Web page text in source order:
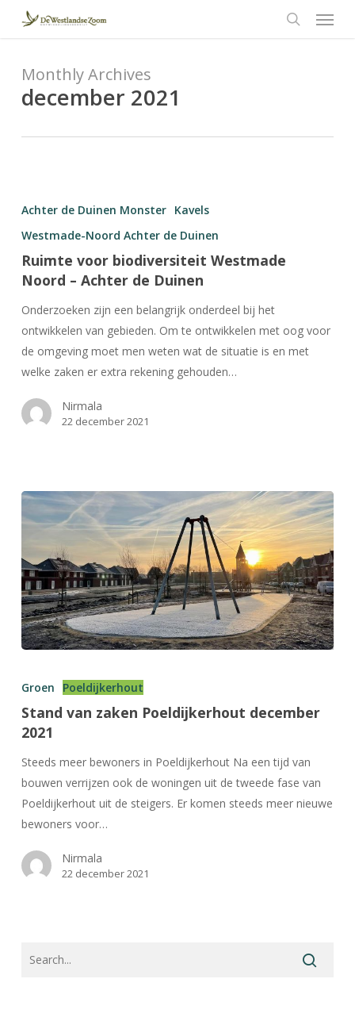
content
Menu
Monthly Archives
december 2021
voor
Westmade
Noord
–
Achter
de
Duinen
Achter de Duinen Monster Kavels
Westmade-Noord Achter de Duinen
Ruimte voor biodiversiteit Westmade
Noord – Achter de Duinen
Onderzoeken zijn een belangrijk onderdeel bij het
ontwikkelen van gebieden. Om te ontwikkelen met oog voor
de omgeving moet men weten wat de situatie is en met
welke zaken er extra rekening gehouden…
Nirmala
22 december 2021
Poeldijkerhout
december
2021
Groen Poeldijkerhout
Stand van zaken Poeldijkerhout december
2021
Steeds meer bewoners in Poeldijkerhout Na een tijd van
bouwen verrijzen ook de woningen uit de tweede fase van
Poeldijkerhout uit de steigers. Er komen steeds meer nieuwe
bewoners voor…
Nirmala
22 december 2021